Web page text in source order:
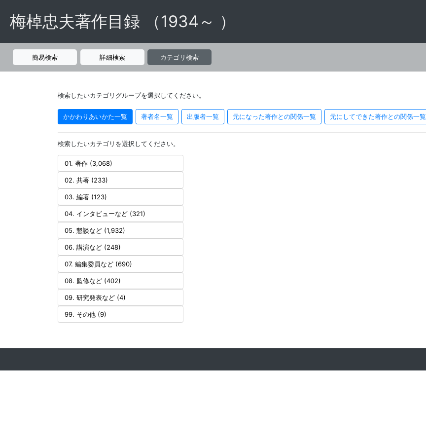
梅棹忠夫著作目録 （1934～ ）
簡易検索 詳細検索 カテゴリ検索
検索したいカテゴリグループを選択してください。
かかわりあいかた一覧 著者名一覧 出版者一覧 元になった著作との関係一覧 元にしてできた著作との関係一覧
検索したいカテゴリを選択してください。
01. 著作 (3,068)
02. 共著 (233)
03. 編著 (123)
04. インタビューなど (321)
05. 懇談など (1,932)
06. 講演など (248)
07. 編集委員など (690)
08. 監修など (402)
09. 研究発表など (4)
99. その他 (9)